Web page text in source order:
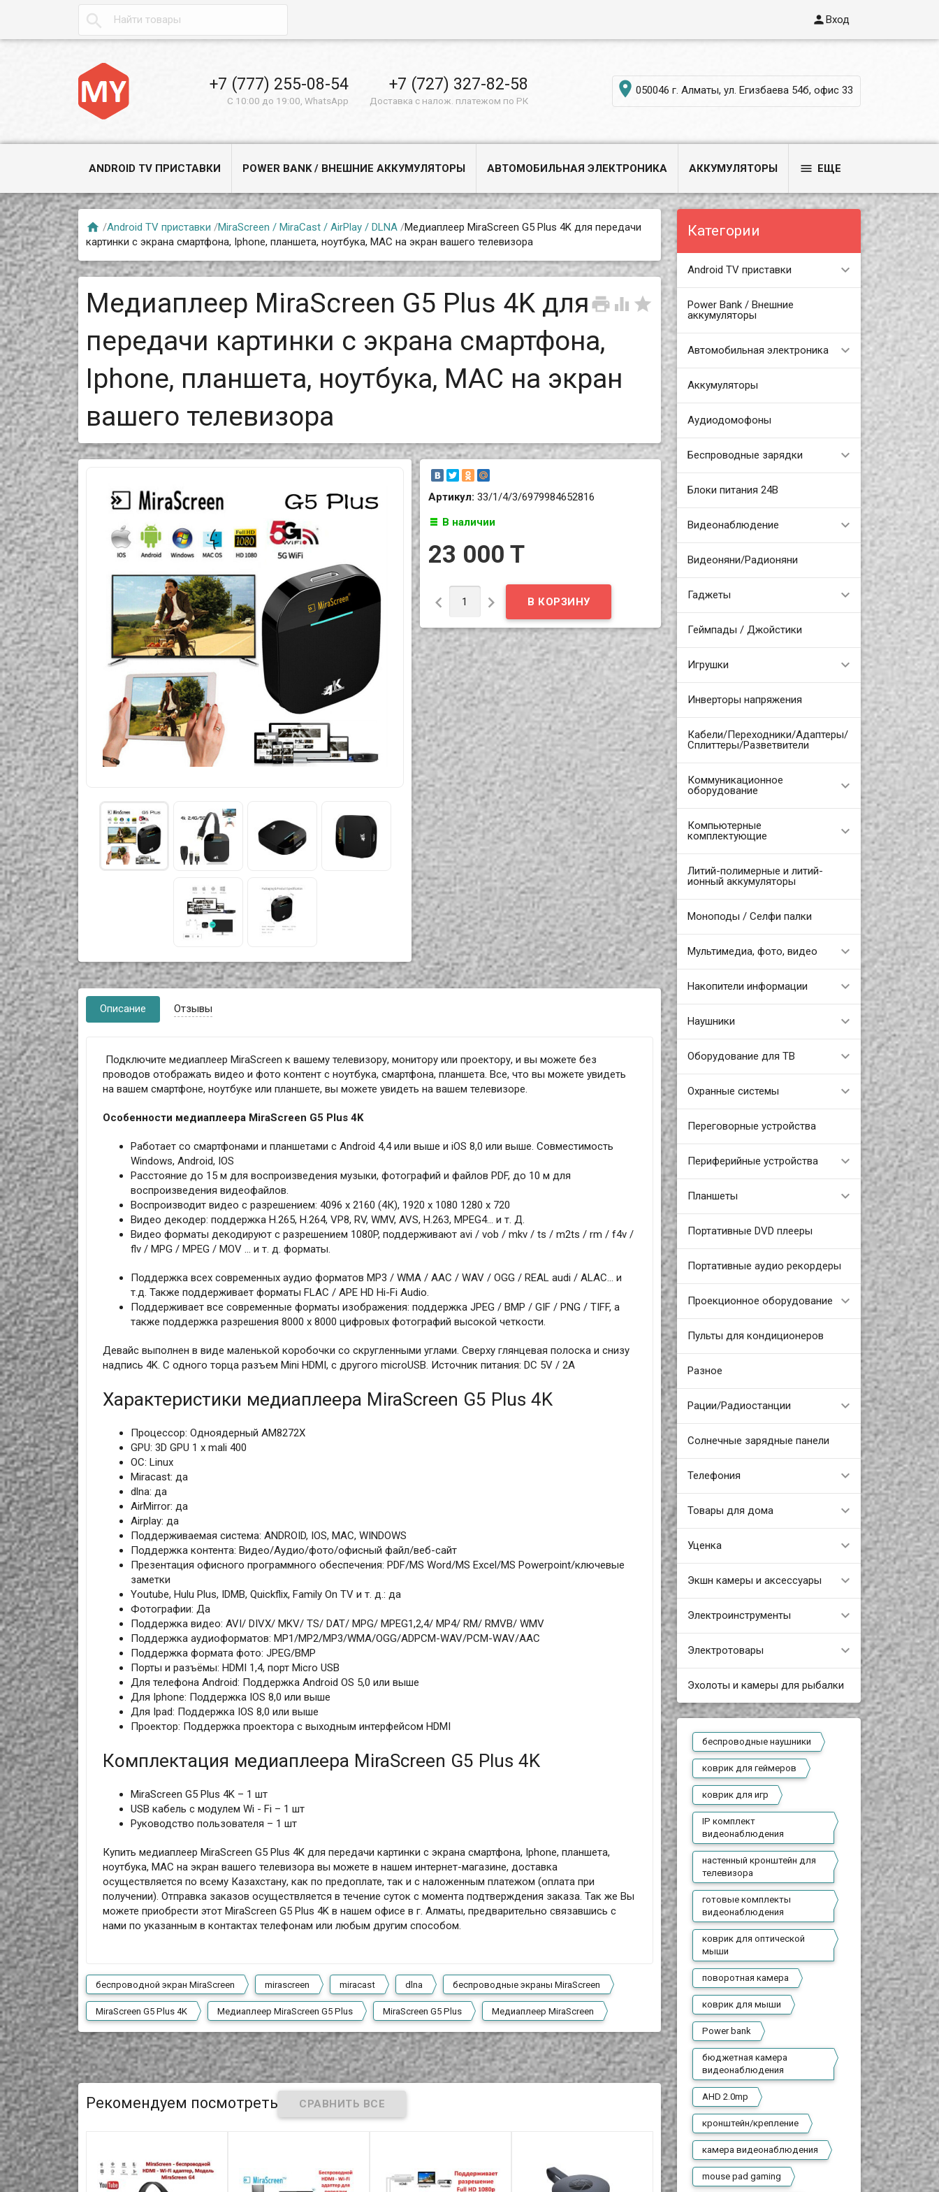
 Вход
+7 (777) 255-08-54
С 10:00 до 19:00, WhatsApp
+7 (727) 327-82-58
Доставка с налож. платежом по РК
 050046 г. Алматы, ул. Егизбаева 54б, офис 33
ANDROID TV ПРИСТАВКИ POWER BANK / ВНЕШНИЕ АККУМУЛЯТОРЫ АВТОМОБИЛЬНАЯ ЭЛЕКТРОНИКА АККУМУЛЯТОРЫ  ЕЩЕ
Категории
Android TV приставки
Power Bank / Внешние
аккумуляторы
Автомобильная электроника
Аккумуляторы
Аудиодомофоны
Беспроводные зарядки
Блоки питания 24В
Видеонаблюдение
Видеоняни/Радионяни
Гаджеты
Геймпады / Джойстики
Игрушки
Инверторы напряжения
Кабели/Переходники/Адаптеры/
Сплиттеры/Разветвители
Коммуникационное
оборудование
Компьютерные
комплектующие
Литий-полимерные и литий-
ионный аккумуляторы
Моноподы / Селфи палки
Мультимедиа, фото, видео
Накопители информации
Наушники
Оборудование для ТВ
Охранные системы
Переговорные устройства
Периферийные устройства
Планшеты
Портативные DVD плееры
Портативные аудио рекордеры
Проекционное оборудование
Пульты для кондиционеров
Разное
Рации/Радиостанции
Солнечные зарядные панели
Телефония
Товары для дома
Уценка
Экшн камеры и аксессуары
Электроинструменты
Электротовары
Эхолоты и камеры для рыбалки
беспроводные наушники
коврик для геймеров
коврик для игр
IP комплект
видеонаблюдения
настенный кронштейн для
телевизора
готовые комплекты
видеонаблюдения
коврик для оптической
мыши
поворотная камера
коврик для мыши
Power bank
бюджетная камера
видеонаблюдения
AHD 2.0mp
кронштейн/крепление
камера видеонаблюдения
mouse pad gaming
 /Android TV приставки /MiraScreen / MiraCast / AirPlay / DLNA /Медиаплеер MiraScreen G5 Plus 4K для передачи
картинки с экрана смартфона, Iphone, планшета, ноутбука, MAC на экран вашего телевизора
  
Медиаплеер MiraScreen G5 Plus 4K для
передачи картинки с экрана смартфона,
Iphone, планшета, ноутбука, MAC на экран
вашего телевизора
Артикул: 33/1/4/3/6979984652816
В наличии
23 000 T
 
Описание Отзывы
Подключите медиаплеер MiraScreen к вашему телевизору, монитору или проектору, и вы можете без
проводов отображать видео и фото контент с ноутбука, смартфона, планшета. Все, что вы можете увидеть
на вашем смартфоне, ноутбуке или планшете, вы можете увидеть на вашем телевизоре.
Особенности медиаплеера MiraScreen G5 Plus 4K
Работает со смартфонами и планшетами с Android 4,4 или выше и iOS 8,0 или выше. Совместимость
Windows, Android, IOS
Расстояние до 15 м для воспроизведения музыки, фотографий и файлов PDF, до 10 м для
воспроизведения видеофайлов.
Воспроизводит видео с разрешением: 4096 x 2160 (4К), 1920 x 1080 1280 x 720
Видео декодер: поддержка H.265, H.264, VP8, RV, WMV, AVS, H.263, MPEG4… и т. Д.
Видео форматы декодируют с разрешением 1080P, поддерживают avi / vob / mkv / ts / m2ts / rm / f4v /
flv / MPG / MPEG / MOV ... и т. д. форматы.
Поддержка всех современных аудио форматов MP3 / WMA / AAC / WAV / OGG / REAL audi / ALAC… и
т.д. Также поддерживает форматы FLAC / APE HD Hi-Fi Audio.
Поддерживает все современные форматы изображения: поддержка JPEG / BMP / GIF / PNG / TIFF, а
также поддержка разрешения 8000 x 8000 цифровых фотографий высокой четкости.
Девайс выполнен в виде маленькой коробочки со скругленными углами. Сверху глянцевая полоска и снизу
надпись 4K. С одного торца разъем Mini HDMI, с другого microUSB. Источник питания: DC 5V / 2A
Характеристики медиаплеера MiraScreen G5 Plus 4K
Процессор: Одноядерный AM8272X
GPU: 3D GPU 1 x mali 400
ОС: Linux
Miracast: да
dlna: да
AirMirror: да
Airplay: да
Поддерживаемая система: ANDROID, IOS, MAC, WINDOWS
Поддержка контента: Видео/Аудио/фото/офисный файл/веб-сайт
Презентация офисного программного обеспечения: PDF/MS Word/MS Excel/MS Powerpoint/ключевые
заметки
Youtube, Hulu Plus, IDMB, Quickflix, Family On TV и т. д.: да
Фотографии: Да
Поддержка видео: AVI/ DIVX/ MKV/ TS/ DAT/ MPG/ MPEG1,2,4/ MP4/ RM/ RMVB/ WMV
Поддержка аудиоформатов: MP1/MP2/MP3/WMA/OGG/ADPCM-WAV/PCM-WAV/AAC
Поддержка формата фото: JPEG/BMP
Порты и разъёмы: HDMI 1,4, порт Micro USB
Для телефона Android: Поддержка Android OS 5,0 или выше
Для Iphone: Поддержка IOS 8,0 или выше
Для Ipad: Поддержка IOS 8,0 или выше
Проектор: Поддержка проектора с выходным интерфейсом HDMI
Комплектация медиаплеера MiraScreen G5 Plus 4K
MiraScreen G5 Plus 4K – 1 шт
USB кабель с модулем Wi - Fi – 1 шт
Руководство пользователя – 1 шт
Купить медиаплеер MiraScreen G5 Plus 4K для передачи картинки с экрана смартфона, Iphone, планшета,
ноутбука, MAC на экран вашего телевизора вы можете в нашем интернет-магазине, доставка
осуществляется по всему Казахстану, как по предоплате, так и с наложенным платежом (оплата при
получении). Отправка заказов осуществляется в течение суток с момента подтверждения заказа. Так же Вы
можете приобрести этот MiraScreen G5 Plus 4K в нашем офисе в г. Алматы, предварительно связавшись с
нами по указанным в контактах телефонам или любым другим способом.
беспроводной экран MiraScreen mirascreen miracast dlna беспроводные экраны MiraScreen
MiraScreen G5 Plus 4K Медиаплеер MiraScreen G5 Plus MiraScreen G5 Plus Медиаплеер MiraScreen
Рекомендуем посмотреть